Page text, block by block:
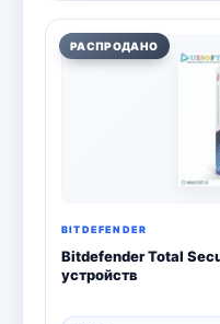
РАСПРОДАНО
BITDEFENDER
Bitdefender Total
устройств